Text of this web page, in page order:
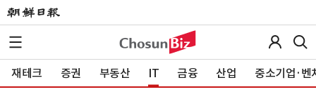
재테크 증권 부동산 IT 금융 산업 중소기업·벤